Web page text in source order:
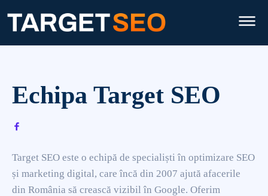
Echipa Target SEO
Target SEO este o echipă de specialiști în optimizare SEO
și marketing digital, care încă din 2007 ajută afacerile
din România să crească vizibil în Google. Oferim